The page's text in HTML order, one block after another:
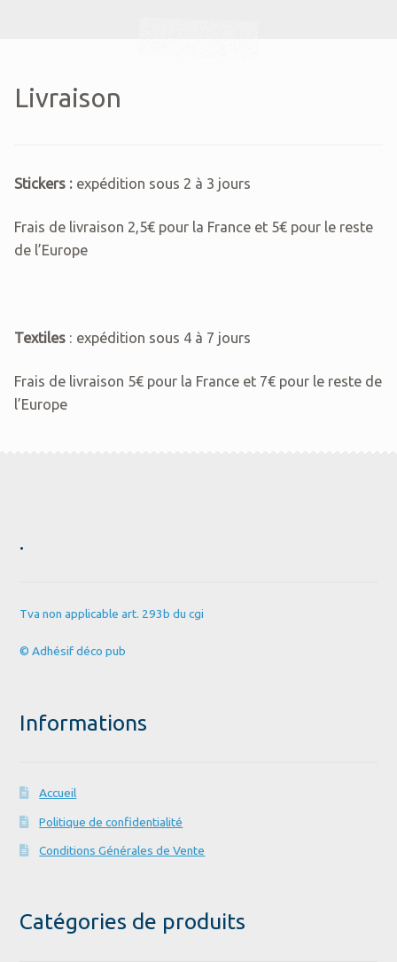
Livraison
Stickers : expédition sous 2 à 3 jours
Frais de livraison 2,5€ pour la France et 5€ pour le reste
de l’Europe
Textiles : expédition sous 4 à 7 jours
Frais de livraison 5€ pour la France et 7€ pour le reste de
l’Europe
.
Tva non applicable art. 293b du cgi
© Adhésif déco pub
Informations
Accueil
Politique de confidentialité
Conditions Générales de Vente
Catégories de produits